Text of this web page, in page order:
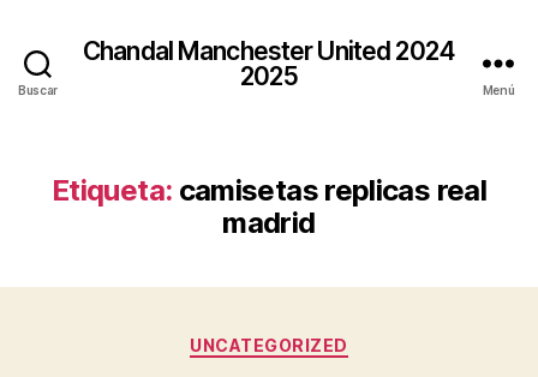
Buscar
Chandal Manchester United 2024
2025
Menú
Etiqueta: camisetas replicas real
madrid
Categorías
UNCATEGORIZED